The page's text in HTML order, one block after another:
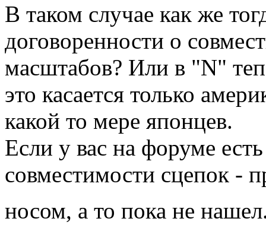
В таком случае как же
договоренности о
масштабов? Или в "N"
это касается только
какой то мере японцев.
Если у вас на форуме
совместимости сцепок -
носом, а то пока не